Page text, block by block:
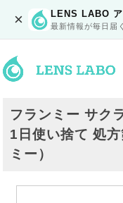
× LENS LABO ア
最新情報が毎日届く
フランミー サク
1日使い捨て 処
ミー）